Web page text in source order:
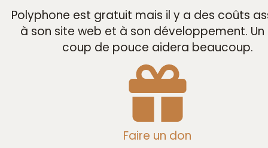
Polyphone est gratuit mais il y a des coûts
à son site web et à son développement.
coup de pouce aidera beaucoup.
Faire un don